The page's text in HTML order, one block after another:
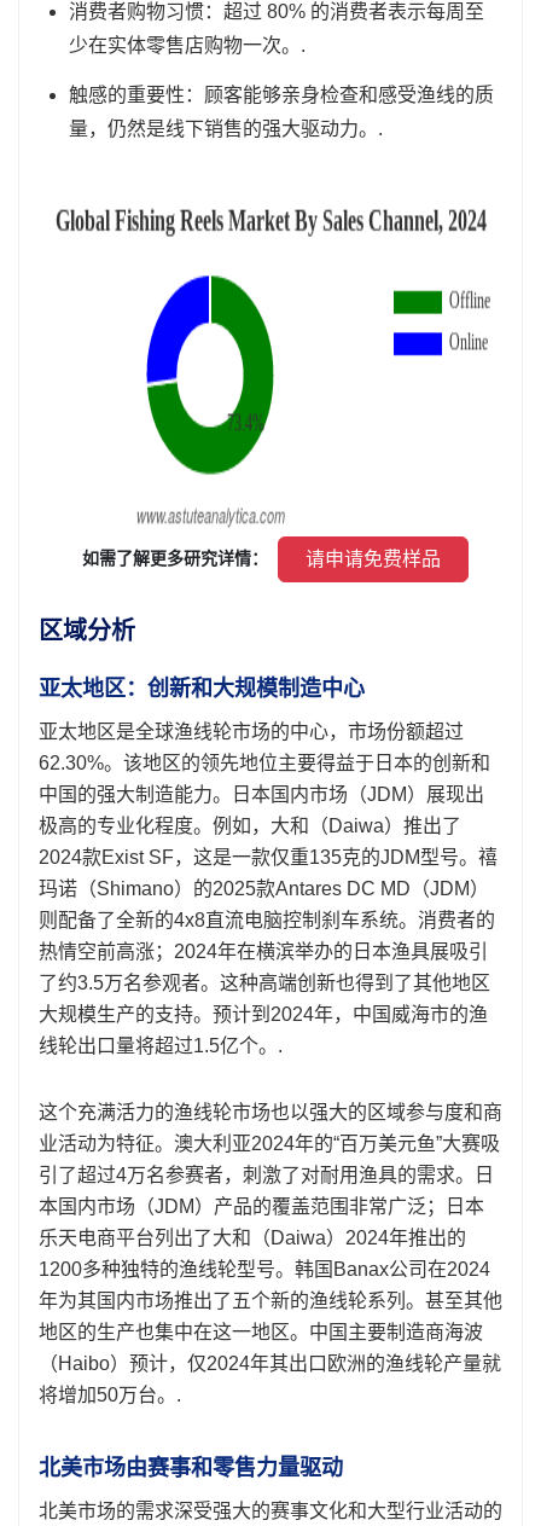
消费者购物习惯：超过 80% 的消费者表示每周至
少在实体零售店购物一次。.
触感的重要性：顾客能够亲身检查和感受渔线的质
量，仍然是线下销售的强大驱动力。.
如需了解更多研究详情： 请申请免费样品
区域分析
亚太地区：创新和大规模制造中心
亚太地区是全球渔线轮市场的中心，市场份额超过
62.30%。该地区的领先地位主要得益于日本的创新和
中国的强大制造能力。日本国内市场（JDM）展现出
极高的专业化程度。例如，大和（Daiwa）推出了
2024款Exist SF，这是一款仅重135克的JDM型号。禧
玛诺（Shimano）的2025款Antares DC MD（JDM）
则配备了全新的4x8直流电脑控制刹车系统。消费者的
热情空前高涨；2024年在横滨举办的日本渔具展吸引
了约3.5万名参观者。这种高端创新也得到了其他地区
大规模生产的支持。预计到2024年，中国威海市的渔
线轮出口量将超过1.5亿个。.
这个充满活力的渔线轮市场也以强大的区域参与度和商
业活动为特征。澳大利亚2024年的“百万美元鱼”大赛吸
引了超过4万名参赛者，刺激了对耐用渔具的需求。日
本国内市场（JDM）产品的覆盖范围非常广泛；日本
乐天电商平台列出了大和（Daiwa）2024年推出的
1200多种独特的渔线轮型号。韩国Banax公司在2024
年为其国内市场推出了五个新的渔线轮系列。甚至其他
地区的生产也集中在这一地区。中国主要制造商海波
（Haibo）预计，仅2024年其出口欧洲的渔线轮产量就
将增加50万台。.
北美市场由赛事和零售力量驱动
北美市场的需求深受强大的赛事文化和大型行业活动的